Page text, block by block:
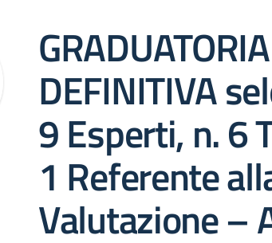
GRADUATORIA
DEFINITIVA
9 Esperti, n. 6
1 Referente
Valutazione –